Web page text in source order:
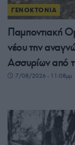
ΓΕΝΟΚΤΟΝΙΑ
Παμποντιακή
νέου την
Ασσυρίων από
7/08/2026 - 11:08μμ